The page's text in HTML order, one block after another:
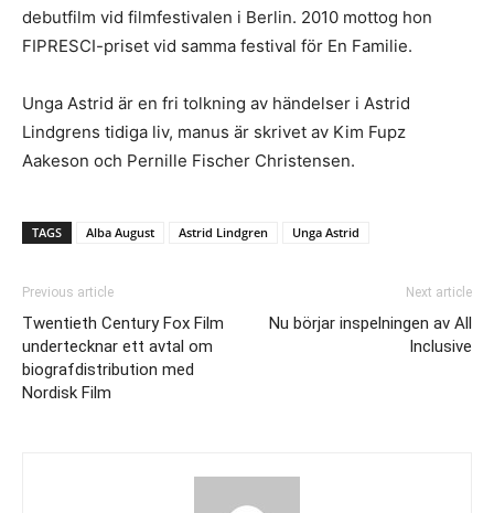
debutfilm vid filmfestivalen i Berlin. 2010 mottog hon
FIPRESCI-priset vid samma festival för En Familie.
Unga Astrid är en fri tolkning av händelser i Astrid
Lindgrens tidiga liv, manus är skrivet av Kim Fupz
Aakeson och Pernille Fischer Christensen.
TAGS Alba August Astrid Lindgren Unga Astrid
Previous article
Twentieth Century Fox Film
undertecknar ett avtal om
biografdistribution med
Nordisk Film
Next article
Nu börjar inspelningen av All
Inclusive